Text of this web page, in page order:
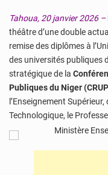
Tahoua, 20 janvier 2026 –
théâtre d’une double
remise des diplômes à
des universités publiques
stratégique de la
Publiques du Niger
l’Enseignement
Technologique, le